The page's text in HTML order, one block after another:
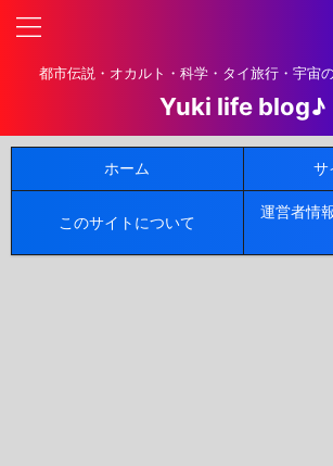
都市伝説・オカルト・科学・タイ旅行・宇宙
Yuki life blog♪
ホーム サ
このサイトについて
運営者情